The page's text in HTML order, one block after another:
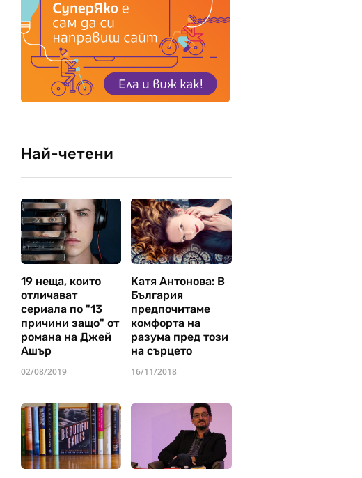
Най-четени
19 неща, които
отличават
сериала по "13
причини защо" от
романа на Джей
Ашър
02/08/2019
Катя Антонова: В
България
предпочитаме
комфорта на
разума пред този
на сърцето
16/11/2018